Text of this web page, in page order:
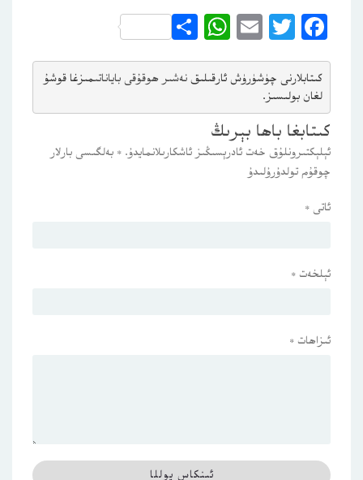
Facebook
Twitter
Email
WhatsApp
Share
كىتابلارنى چۈشۈرۈش ئارقىلىق نەشىر ھوقۇقى باياناتىمىزغا قوشۇ
لغان بولىسىز.
كىتابغا باھا بېرىڭ
ئېلېكتىرونلۇق خەت ئادرېسىڭىز ئاشكارىلانمايدۇ. * بەلگىسى بارلار
چوقۇم تولدۇرۇلىدۇ
ئاتى *
ئېلخەت *
ئىزاھات *